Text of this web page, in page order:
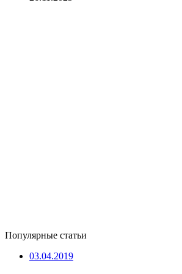
Популярные статьи
03.04.2019